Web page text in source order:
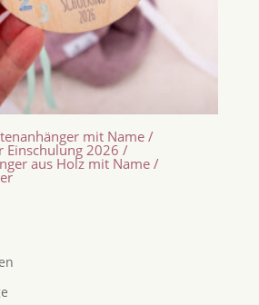
mit Name /
Einschulung 2026 /
aus Holz mit Name /